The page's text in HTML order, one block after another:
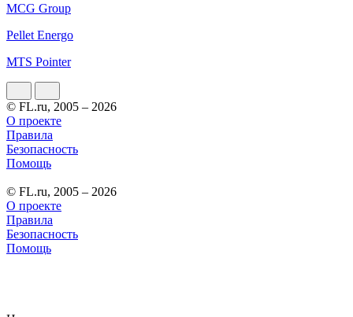
MCG Group
Pellet Energo
MTS Pointer
© FL.ru, 2005 – 2026
О проекте
Правила
Безопасность
Помощь
© FL.ru, 2005 – 2026
О проекте
Правила
Безопасность
Помощь